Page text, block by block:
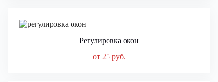
Регулировка окон
от 25 руб.